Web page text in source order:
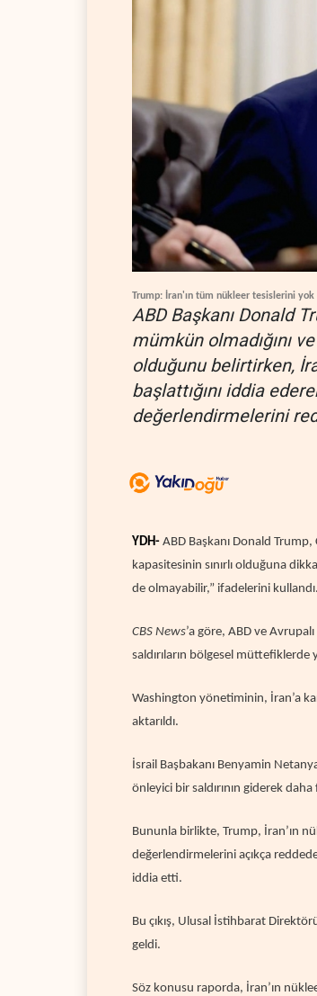
Trump: İran'ın tüm nükleer tesislerini
ABD Başkanı Donald
mümkün olmadığını
olduğunu belirtirken,
başlattığını iddia
değerlendirmelerini
YDH- ABD Başkanı Donald
kapasitesinin sınırlı olduğuna
de olmayabilir,” ifadelerini kullandı.
CBS News’a göre, ABD ve
saldırıların bölgesel
Washington yönetiminin, İran’a
aktarıldı.
İsrail Başbakanı Benyamin
önleyici bir saldırının giderek
Bununla birlikte, Trump, İran’ın
değerlendirmelerini açıkça
iddia etti.
Bu çıkış, Ulusal İstihbarat
geldi.
Söz konusu raporda, İran’ın